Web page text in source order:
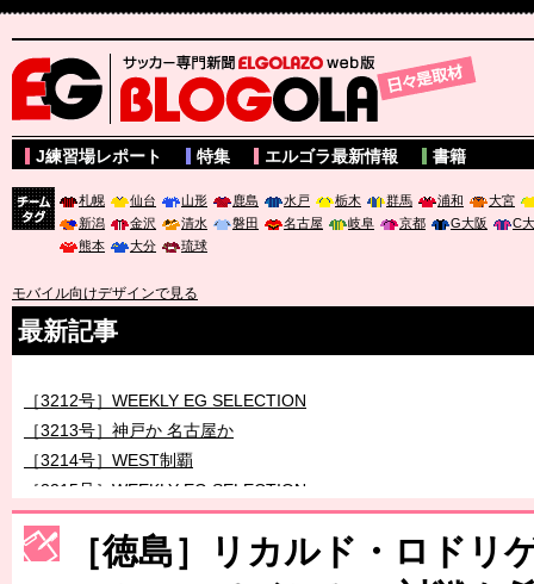
サッカー専門新聞ELGOLAZO web版 BLOGOLA
J練習場レポート 特集 エルゴラ最新情報 書籍
札幌 仙台 山形 鹿島 水戸 栃木 群馬 浦和
大宮
新潟
金沢 清水 磐田 名古屋 岐阜 京都 G大阪
C
熊本
大分 琉球
モバイル向けデザインで見る
最新記事
［3212号］WEEKLY EG SELECTION
［3213号］神戸か 名古屋か
［3214号］WEST制覇
［3215号］WEEKLY EG SELECTION
［3216号］行く末占うラストワン
［3217号］最高の景色へ出国
［徳島］リカルド・ロドリ